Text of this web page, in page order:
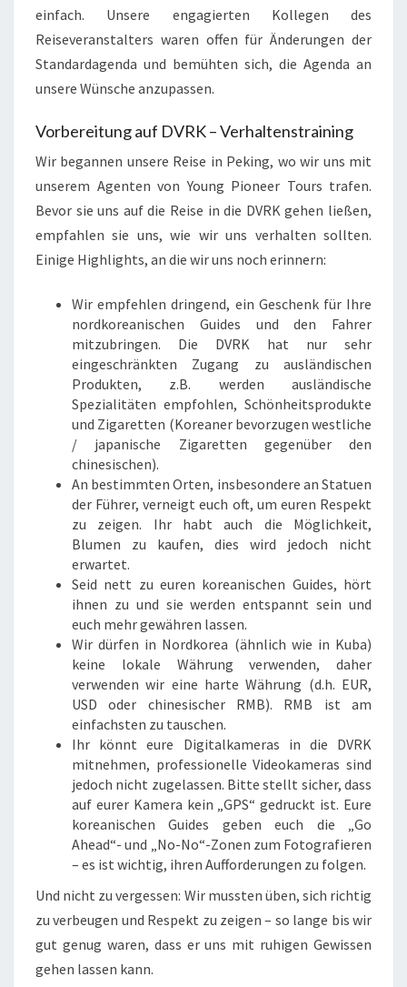
einfach. Unsere engagierten Kollegen des
Reiseveranstalters waren offen für Änderungen der
Standardagenda und bemühten sich, die Agenda an
unsere Wünsche anzupassen.
Vorbereitung auf DVRK – Verhaltenstraining
Wir begannen unsere Reise in Peking, wo wir uns mit
unserem Agenten von Young Pioneer Tours trafen.
Bevor sie uns auf die Reise in die DVRK gehen ließen,
empfahlen sie uns, wie wir uns verhalten sollten.
Einige Highlights, an die wir uns noch erinnern:
Wir empfehlen dringend, ein Geschenk für Ihre
nordkoreanischen Guides und den Fahrer
mitzubringen. Die DVRK hat nur sehr
eingeschränkten Zugang zu ausländischen
Produkten, z.B. werden ausländische
Spezialitäten empfohlen, Schönheitsprodukte
und Zigaretten (Koreaner bevorzugen westliche
/ japanische Zigaretten gegenüber den
chinesischen).
An bestimmten Orten, insbesondere an Statuen
der Führer, verneigt euch oft, um euren Respekt
zu zeigen. Ihr habt auch die Möglichkeit,
Blumen zu kaufen, dies wird jedoch nicht
erwartet.
Seid nett zu euren koreanischen Guides, hört
ihnen zu und sie werden entspannt sein und
euch mehr gewähren lassen.
Wir dürfen in Nordkorea (ähnlich wie in Kuba)
keine lokale Währung verwenden, daher
verwenden wir eine harte Währung (d.h. EUR,
USD oder chinesischer RMB). RMB ist am
einfachsten zu tauschen.
Ihr könnt eure Digitalkameras in die DVRK
mitnehmen, professionelle Videokameras sind
jedoch nicht zugelassen. Bitte stellt sicher, dass
auf eurer Kamera kein „GPS“ gedruckt ist. Eure
koreanischen Guides geben euch die „Go
Ahead“- und „No-No“-Zonen zum Fotografieren
– es ist wichtig, ihren Aufforderungen zu folgen.
Und nicht zu vergessen: Wir mussten üben, sich richtig
zu verbeugen und Respekt zu zeigen – so lange bis wir
gut genug waren, dass er uns mit ruhigen Gewissen
gehen lassen kann.